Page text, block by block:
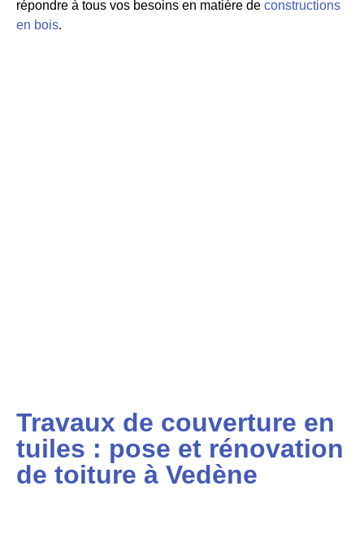
répondre à tous vos besoins en matière de constructions
en bois.
Travaux de couverture en
tuiles : pose et rénovation
de toiture à Vedène